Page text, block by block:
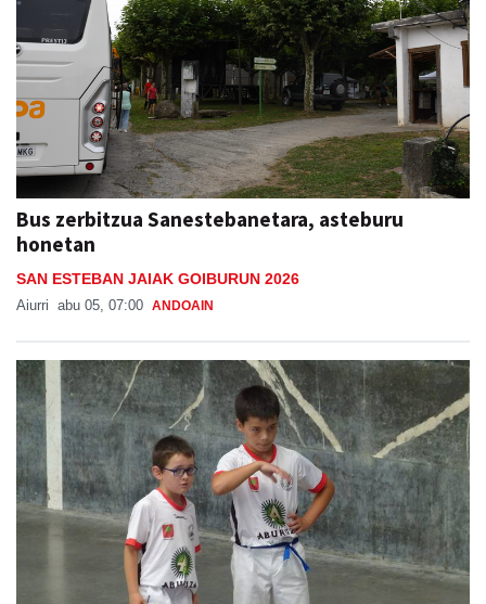
Bus zerbitzua Sanestebanetara, asteburu
honetan
SAN ESTEBAN JAIAK GOIBURUN 2026
Aiurri abu 05, 07:00 ANDOAIN